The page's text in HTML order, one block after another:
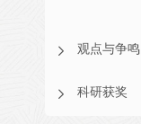
观点与争鸣
科研获奖